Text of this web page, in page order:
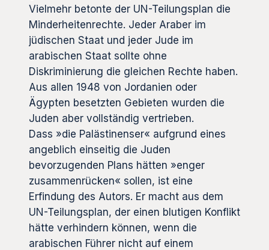
Vielmehr betonte der UN-Teilungsplan die
Minderheitenrechte. Jeder Araber im
jüdischen Staat und jeder Jude im
arabischen Staat sollte ohne
Diskriminierung die gleichen Rechte haben.
Aus allen 1948 von Jordanien oder
Ägypten besetzten Gebieten wurden die
Juden aber vollständig vertrieben.
Dass »die Palästinenser« aufgrund eines
angeblich einseitig die Juden
bevorzugenden Plans hätten »enger
zusammenrücken« sollen, ist eine
Erfindung des Autors. Er macht aus dem
UN-Teilungsplan, der einen blutigen Konflikt
hätte verhindern können, wenn die
arabischen Führer nicht auf einem